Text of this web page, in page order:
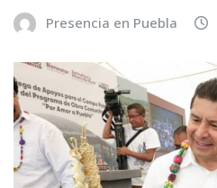
Presencia en Puebla